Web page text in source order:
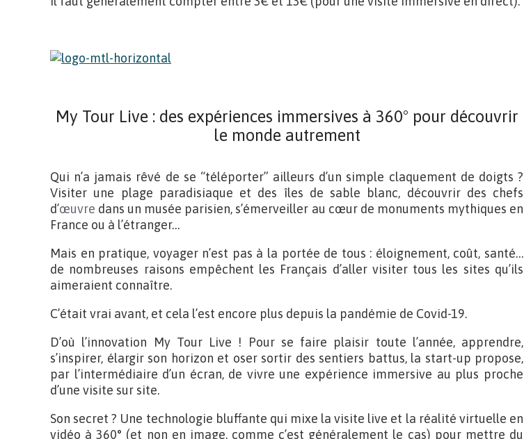
My Tour Live : des expériences immersives à 360° pour découvrir
le monde autrement
Qui n’a jamais rêvé de se “téléporter” ailleurs d’un simple claquement de doigts ?
Visiter une plage paradisiaque et des îles de sable blanc, découvrir des chefs
d’œuvre dans un musée parisien, s’émerveiller au cœur de monuments mythiques en
France ou à l’étranger…
Mais en pratique, voyager n’est pas à la portée de tous : éloignement, coût, santé…
de nombreuses raisons empêchent les Français d’aller visiter tous les sites qu’ils
aimeraient connaître.
C’était vrai avant, et cela l’est encore plus depuis la pandémie de Covid-19.
D’où l’innovation My Tour Live ! Pour se faire plaisir toute l’année, apprendre,
s’inspirer, élargir son horizon et oser sortir des sentiers battus, la start-up propose,
par l’intermédiaire d’un écran, de vivre une expérience immersive au plus proche
d’une visite sur site.
Son secret ? Une technologie bluffante qui mixe la visite live et la réalité virtuelle en
vidéo à 360° (et non en image, comme c’est généralement le cas) pour mettre du